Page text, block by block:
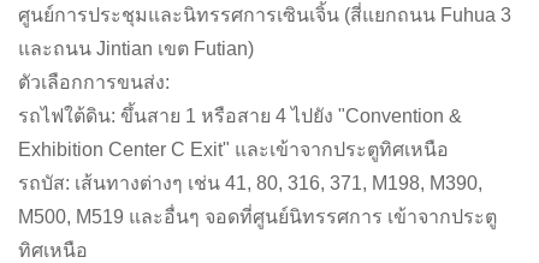
ศูนย์การประชุมและนิทรรศการเซินเจิ้น (สี่แยกถนน Fuhua 3
และถนน Jintian เขต Futian)
ตัวเลือกการขนส่ง:
รถไฟใต้ดิน: ขึ้นสาย 1 หรือสาย 4 ไปยัง "Convention &
Exhibition Center C Exit" และเข้าจากประตูทิศเหนือ
รถบัส: เส้นทางต่างๆ เช่น 41, 80, 316, 371, M198, M390,
M500, M519 และอื่นๆ จอดที่ศูนย์นิทรรศการ เข้าจากประตู
ทิศเหนือ